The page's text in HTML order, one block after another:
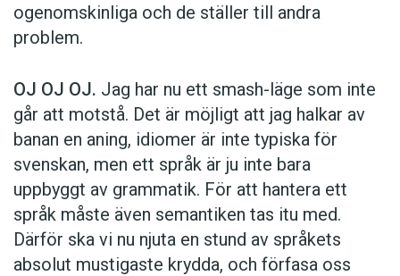
ogenomskinliga och de ställer till andra
problem.
OJ OJ OJ. Jag har nu ett smash-läge som inte
går att motstå. Det är möjligt att jag halkar av
banan en aning, idiomer är inte typiska för
svenskan, men ett språk är ju inte bara
uppbyggt av grammatik. För att hantera ett
språk måste även semantiken tas itu med.
Därför ska vi nu njuta en stund av språkets
absolut mustigaste krydda, och förfasa oss